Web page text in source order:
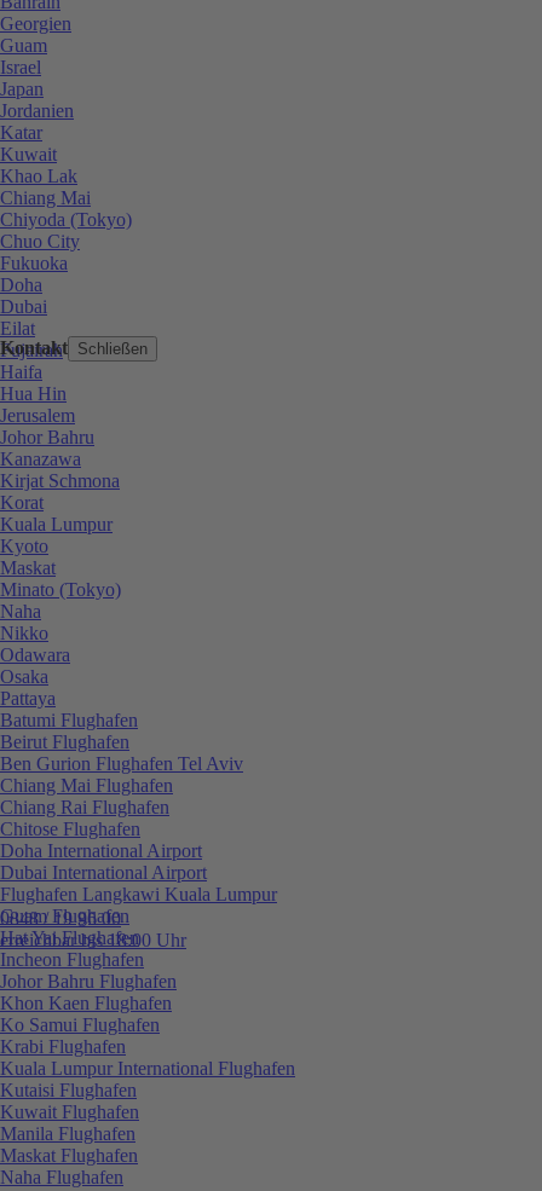
Kontakt Schließen
0848 / 19 96 00
erreichbar bis 18:00 Uhr
Georgien
Guam
Israel
Japan
Jordanien
Katar
Kuwait
Khao Lak
Chiang Mai
Chiyoda (Tokyo)
Chuo City
Fukuoka
Doha
Dubai
Eilat
Fujairah
Haifa
Hua Hin
Jerusalem
Johor Bahru
Kanazawa
Kirjat Schmona
Korat
Kuala Lumpur
Kyoto
Maskat
Minato (Tokyo)
Naha
Nikko
Odawara
Osaka
Pattaya
Batumi Flughafen
Beirut Flughafen
Ben Gurion Flughafen Tel Aviv
Chiang Mai Flughafen
Chiang Rai Flughafen
Chitose Flughafen
Doha International Airport
Dubai International Airport
Flughafen Langkawi Kuala Lumpur
Guam Flughafen
Hat Yai Flughafen
Incheon Flughafen
Johor Bahru Flughafen
Khon Kaen Flughafen
Ko Samui Flughafen
Krabi Flughafen
Kuala Lumpur International Flughafen
Kutaisi Flughafen
Kuwait Flughafen
Manila Flughafen
Maskat Flughafen
Naha Flughafen